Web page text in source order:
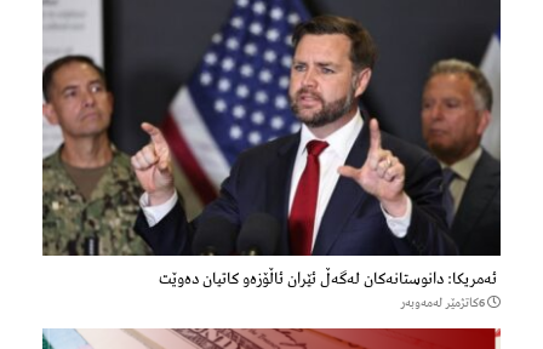
ئەمریکا: دانوستانەکان لەگەڵ ئێران ئاڵۆزەو کاتیان دەوێت
6كاتژمێر لەمەوبەر